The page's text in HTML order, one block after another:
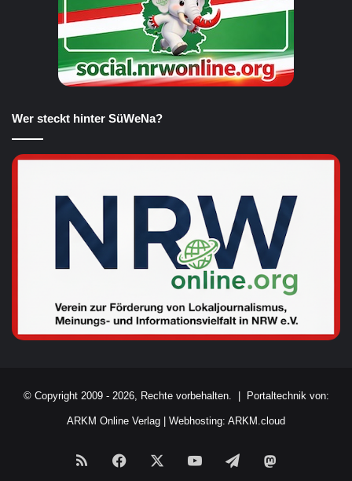
Wer steckt hinter SüWeNa?
© Copyright 2009 - 2026, Rechte vorbehalten. | Portaltechnik von:
ARKM Online Verlag Webhosting: ARKM.cloud
RSS Facebook YouTubeTelegram